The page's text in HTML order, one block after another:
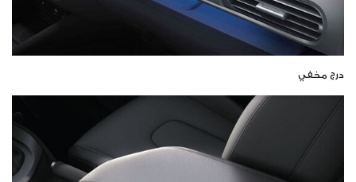
درج مخفي